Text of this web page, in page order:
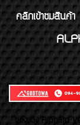
คลิกเข้าชมสินค้า
ของเเต่ง Alphard